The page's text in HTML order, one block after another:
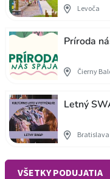
Levoča
Príroda
Čierny
Letný
Bratislava
VŠETKY PODUJATIA